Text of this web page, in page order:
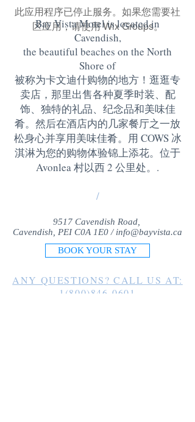
此应用程序已停止服务。如果您需要社
区应用，请使用 Wix Groups。
Bay Vista Motel is located in
Cavendish,
the beautiful beaches on the North
Shore of
被称为卡文迪什购物的地方！逛逛专
卖店，那里出售各种夏季时装、配
饰、独特的礼品、纪念品和美味佳
肴。然后在酒店内的几家餐厅之一放
松身心并享用美味佳肴。用 COWS 冰
淇淋为您的购物体验锦上添花。位于
Avonlea 村以西 2 公里处。 .
/
9517 Cavendish Road,
Cavendish, PEI C0A 1E0 / info@bayvista.ca
BOOK YOUR STAY
ANY QUESTIONS? CALL US AT:
1(800)846-0601